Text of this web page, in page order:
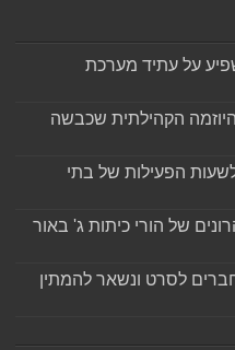
על עתיד מערכת
מגובה 95 ס"מ: היוזמה הקהילתית שכבשה
הפעילות של בתי
מצוקת הצהרונים של הורי כיתות ג' באור
עם חברים לסרט ונשאר להמתין